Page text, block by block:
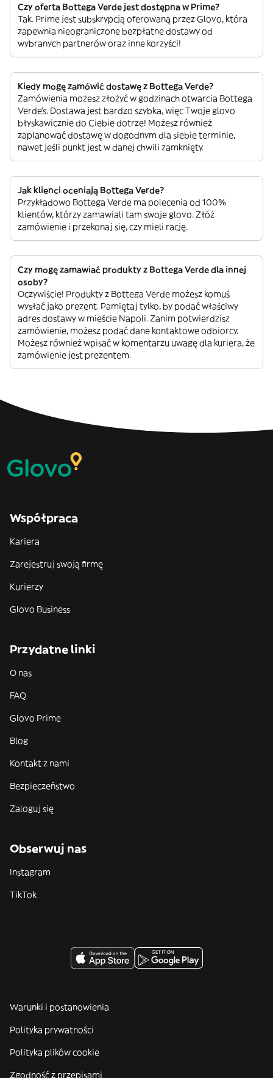
Czy oferta Bottega Verde jest dostępna w Prime?
Tak. Prime jest subskrypcją oferowaną przez Glovo, która
zapewnia nieograniczone bezpłatne dostawy od
wybranych partnerów oraz inne korzyści!
Kiedy mogę zamówić dostawę z Bottega Verde?
Zamówienia możesz złożyć w godzinach otwarcia Bottega
Verde’s. Dostawa jest bardzo szybka, więc Twoje glovo
błyskawicznie do Ciebie dotrze! Możesz również
zaplanować dostawę w dogodnym dla siebie terminie,
nawet jeśli punkt jest w danej chwili zamknięty.
Jak klienci oceniają Bottega Verde?
Przykładowo Bottega Verde ma polecenia od 100%
klientów, którzy zamawiali tam swoje glovo. Złóż
zamówienie i przekonaj się, czy mieli rację.
Czy mogę zamawiać produkty z Bottega Verde dla innej
osoby?
Oczywiście! Produkty z Bottega Verde możesz komuś
wysłać jako prezent. Pamiętaj tylko, by podać właściwy
adres dostawy w mieście Napoli. Zanim potwierdzisz
zamówienie, możesz podać dane kontaktowe odbiorcy.
Możesz również wpisać w komentarzu uwagę dla kuriera, że
zamówienie jest prezentem.
Współpraca
Kariera
Zarejestruj swoją firmę
Kurierzy
Glovo Business
Przydatne linki
O nas
FAQ
Glovo Prime
Blog
Kontakt z nami
Bezpieczeństwo
Zaloguj się
Obserwuj nas
Instagram
TikTok
Warunki i postanowienia
Polityka prywatności
Polityka plików cookie
Zgodność z przepisami